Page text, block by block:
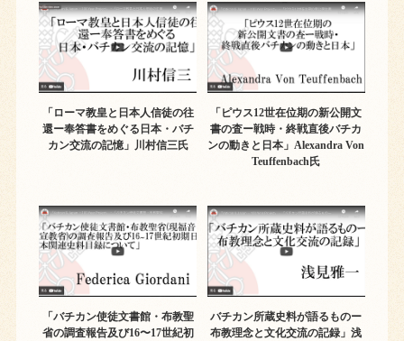
「ローマ教皇と日本人信徒の往
還ー奉答書をめぐる日本・バチ
カン交流の記憶」川村信三氏
「ピウス12世在位期の新公開文
書の査ー戦時・終戦直後バチカ
ンの動きと日本」Alexandra Von
Teuffenbach氏
「バチカン使徒文書館・布教聖
省の調査報告及び16〜17世紀初
バチカン所蔵史料が語るものー
布教理念と文化交流の記録」浅